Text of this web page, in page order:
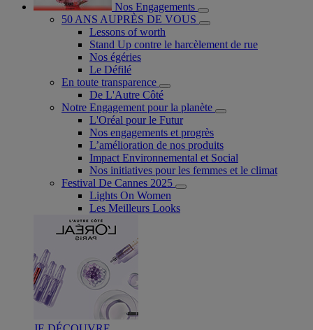
Nos Engagements
50 ANS AUPRÈS DE VOUS
Lessons of worth
Stand Up contre le harcèlement de rue
Nos égéries
Le Défilé
En toute transparence
De L'Autre Côté
Notre Engagement pour la planète
L'Oréal pour le Futur
Nos engagements et progrès
L’amélioration de nos produits
Impact Environnemental et Social
Nos initiatives pour les femmes et le climat
Festival De Cannes 2025
Lights On Women
Les Meilleurs Looks